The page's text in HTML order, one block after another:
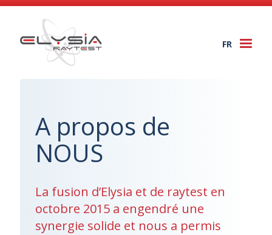
FR
A propos de
NOUS
La fusion d’Elysia et de raytest en
octobre 2015 a engendré une
synergie solide et nous a permis